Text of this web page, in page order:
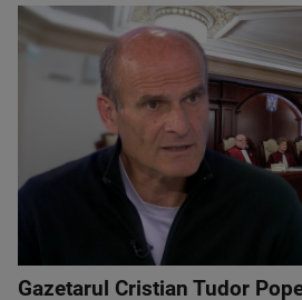
Gazetarul Cristian Tudor